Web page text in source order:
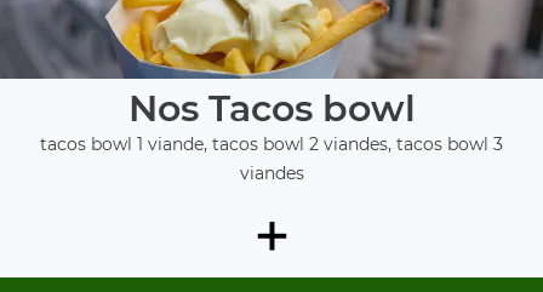
Nos Tacos bowl
tacos bowl 1 viande, tacos bowl 2 viandes, tacos bowl 3
viandes
+